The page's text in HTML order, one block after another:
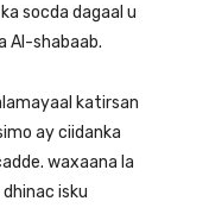
socda dagaal u
Al-shabaab.
katirsan
ay ciidanka
waxaana la
isku